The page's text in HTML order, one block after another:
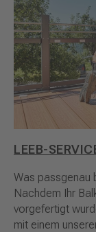
LEEB-
Was passgenau
Nachdem Ihr
vorgefertigt
mit einem